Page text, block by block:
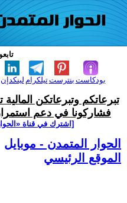
لينكدإن تيلكرامبنترست بودكاست
تبرعاتكم وتبرعاتكن
فشاركونا في دعم
[اشترك في قناة
الحوار المتمدن - موبايل
الموقع الرئيسي